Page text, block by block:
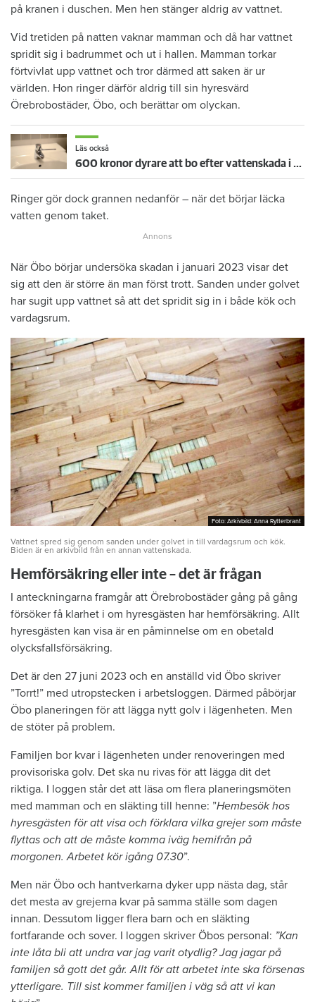
på kranen i duschen. Men hen stänger aldrig av vattnet.
Vid tretiden på natten vaknar mamman och då har vattnet
spridit sig i badrummet och ut i hallen. Mamman torkar
förtvivlat upp vattnet och tror därmed att saken är ur
världen. Hon ringer därför aldrig till sin hyresvärd
Örebrobostäder, Öbo, och berättar om olyckan.
Läs också
600 kronor dyrare att bo efter vattenskada i Varberg
Ringer gör dock grannen nedanför – när det börjar läcka
vatten genom taket.
När Öbo börjar undersöka skadan i januari 2023 visar det
sig att den är större än man först trott. Sanden under golvet
har sugit upp vattnet så att det spridit sig in i både kök och
vardagsrum.
Foto: Arkivbild: Anna Rytterbrant
Foto: Arkivbild: Anna Rytterbrant
Vattnet spred sig genom sanden under golvet in till vardagsrum och kök.
Biden är en arkivbild från en annan vattenskada.
Hemförsäkring eller inte – det är frågan
I anteckningarna framgår att Örebrobostäder gång på gång
försöker få klarhet i om hyresgästen har hemförsäkring. Allt
hyresgästen kan visa är en påminnelse om en obetald
olycksfallsförsäkring.
Det är den 27 juni 2023 och en anställd vid Öbo skriver
”Torrt!” med utropstecken i arbetsloggen. Därmed påbörjar
Öbo planeringen för att lägga nytt golv i lägenheten. Men
de stöter på problem.
Familjen bor kvar i lägenheten under renoveringen med
provisoriska golv. Det ska nu rivas för att lägga dit det
riktiga. I loggen står det att läsa om flera planeringsmöten
med mamman och en släkting till henne: ”Hembesök hos
hyresgästen för att visa och förklara vilka grejer som måste
flyttas och att de måste komma iväg hemifrån på
morgonen. Arbetet kör igång 07.30”.
Men när Öbo och hantverkarna dyker upp nästa dag, står
det mesta av grejerna kvar på samma ställe som dagen
innan. Dessutom ligger flera barn och en släkting
fortfarande och sover. I loggen skriver Öbos personal: ”Kan
inte låta bli att undra var jag varit otydlig? Jag jagar på
familjen så gott det går. Allt för att arbetet inte ska försenas
ytterligare. Till sist kommer familjen i väg så att vi kan